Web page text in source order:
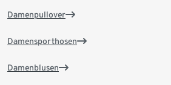
Damenpullover
Damensporthosen
Damenblusen